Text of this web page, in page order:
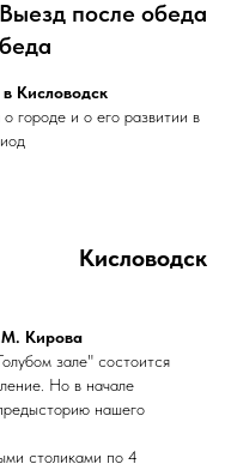
Выезд после обеда
Кисловодск
городе и о его развитии в
Кисловодск
Кирова
зале" состоится
Но в начале
нашего
столиками по 4